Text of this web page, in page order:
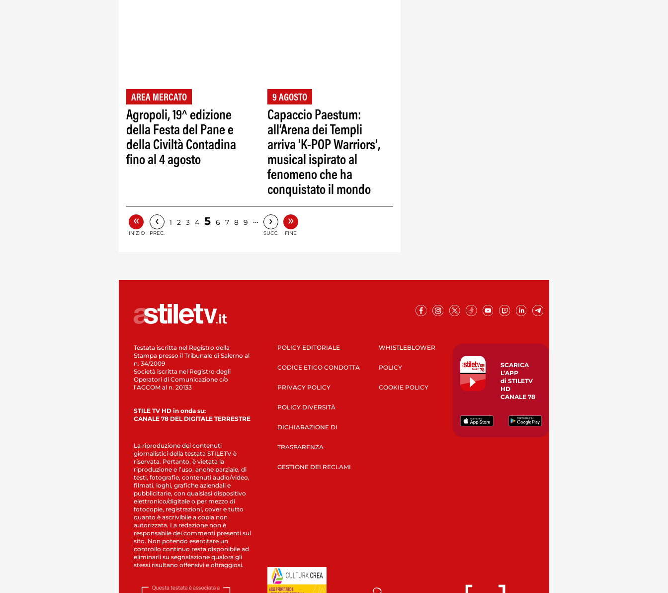
AREA MERCATO
Agropoli, 19^ edizione
della Festa del Pane e
della Civiltà Contadina
fino al 4 agosto
9 AGOSTO
Capaccio Paestum:
all’Arena dei Templi
arriva 'K-POP Warriors',
musical ispirato al
fenomeno che ha
conquistato il mondo
«
INIZIO
‹
PREC.
1 2 3 4 5 6 7 8 9 … ›
SUCC.
»
FINE
Testata iscritta nel Registro della
Stampa presso il Tribunale di Salerno al
n. 34/2009
Società iscritta nel Registro degli
Operatori di Comunicazione c/o
l’AGCOM al n. 20133
STILE TV HD in onda su:
CANALE 78 DEL DIGITALE TERRESTRE
La riproduzione dei contenuti
giornalistici della testata STILETV è
riservata. Pertanto, è vietata la
riproduzione e l’uso, anche parziale, di
testi, fotografie, contenuti audio/video,
filmati, loghi, grafiche aziendali e
pubblicitarie, con qualsiasi dispositivo
elettronico/digitale o per mezzo di
fotocopie, registrazioni, cover e tutto
quanto è ascrivibile a copia non
autorizzata. La redazione non è
responsabile dei commenti presenti sul
sito. Non potendo esercitare un
controllo continuo resta disponibile ad
eliminarli su segnalazione qualora gli
stessi risultano offensivi e oltraggiosi.
POLICY EDITORIALE
CODICE ETICO CONDOTTA
PRIVACY POLICY
POLICY DIVERSITÀ
DICHIARAZIONE DI
TRASPARENZA
GESTIONE DEI RECLAMI
WHISTLEBLOWER
POLICY
COOKIE POLICY
SCARICA
L’APP
di STILETV
HD
CANALE 78